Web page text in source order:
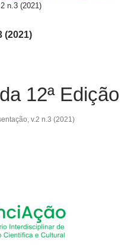
n.3 (2021)
(2021)
12ª Edição
v.2 n.3 (2021)